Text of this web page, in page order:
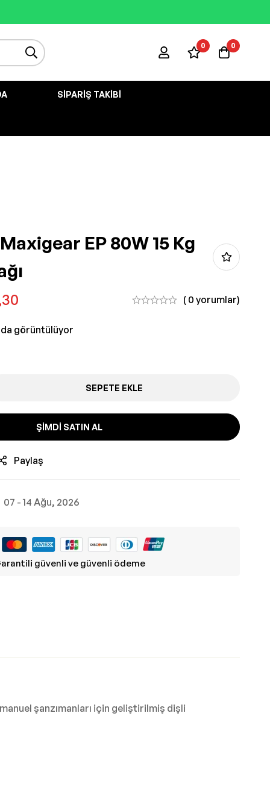
0 0
SIPARIŞ TAKIBI
EP 80W 15 Kg
( 0 yorumlar)
görüntülüyor
SEPETE EKLE
ŞIMDI SATIN AL
Paylaş
07 - 14 Ağu, 2026
güvenli ve güvenli ödeme
şanzımanları için geliştirilmiş dişli